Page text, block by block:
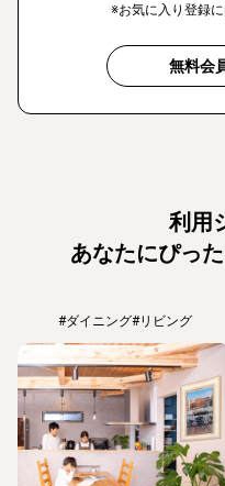
※お気に入り登録に
無料会
利用
あなたにぴっ
#ダイニング#リビング